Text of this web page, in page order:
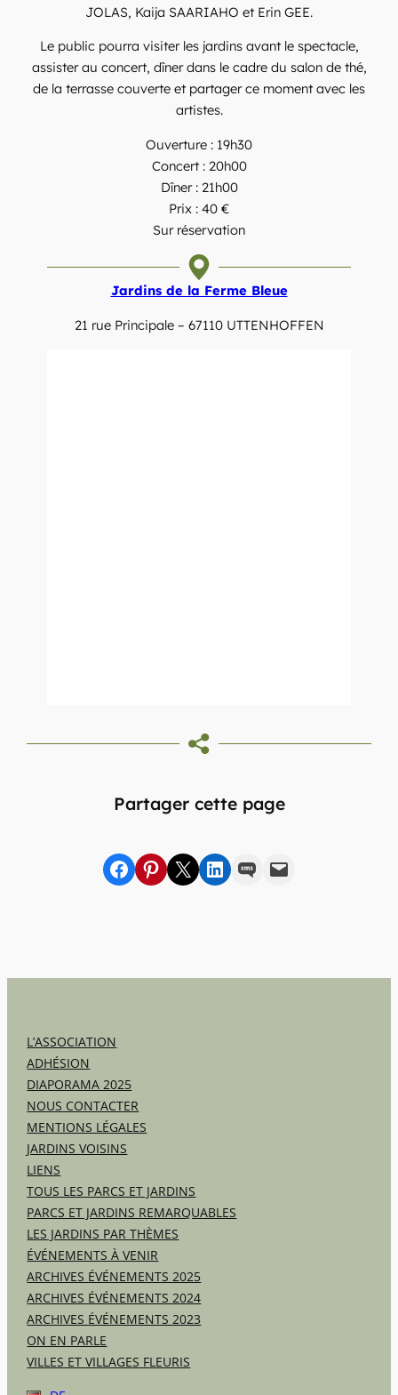
JOLAS, Kaija SAARIAHO et Erin GEE.
Le public pourra visiter les jardins avant le spectacle,
assister au concert, dîner dans le cadre du salon de thé,
de la terrasse couverte et partager ce moment avec les
artistes.
Ouverture : 19h30
Concert : 20h00
Dîner : 21h00
Prix : 40 €
Sur réservation
Jardins de la Ferme Bleue
21 rue Principale – 67110 UTTENHOFFEN
Partager cette page
Partager sur Facebook
sur Pinterest
sur X sur LinkedIn
par SMSpar e-mail
L’ASSOCIATION
ADHÉSION
DIAPORAMA 2025
NOUS CONTACTER
MENTIONS LÉGALES
JARDINS VOISINS
LIENS
TOUS LES PARCS ET JARDINS
PARCS ET JARDINS REMARQUABLES
LES JARDINS PAR THÈMES
ÉVÉNEMENTS À VENIR
ARCHIVES ÉVÉNEMENTS 2025
ARCHIVES ÉVÉNEMENTS 2024
ARCHIVES ÉVÉNEMENTS 2023
ON EN PARLE
VILLES ET VILLAGES FLEURIS